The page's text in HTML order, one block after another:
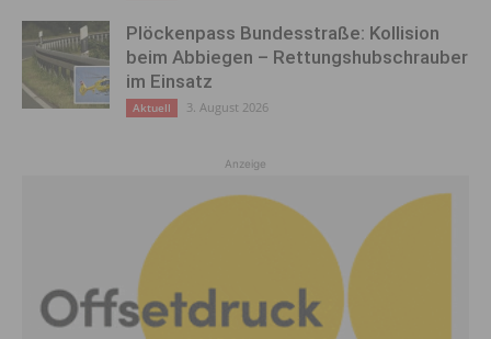
Plöckenpass Bundesstraße: Kollision
beim Abbiegen – Rettungshubschrauber
im Einsatz
Aktuell 3. August 2026
Anzeige